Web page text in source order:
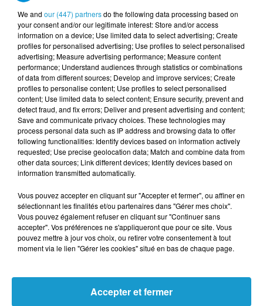
Le sélectionneur quittera ses fonctions à
l'issue du Mondial 2026, mettant fin à une
aventure débutée en 2012 et marquée
notamment par le sacre mondial de 2018. Un
hommage pourrait d'ailleurs lui être réservé
à l'occasion de cette ultime sortie devant le
public français.
LES BLEUS EN TERRAIN FAVORABLE
DANS LE NORD
L'équipe de France garde de bons souvenirs
de ses précédents passages dans la
métropole lilloise. En quatre rencontres
disputées dans la région, les Bleus ont
enregistré trois victoires pour un match nul.
2023 avec une large victoire 4 buts à 1 face à
l'Écosse, déjà sous les ordres de Didier
We and our (447) partnersdo the following data processing based on
your consent and/or our legitimate interest: Store and/or access
information on a device; Use limited data to select advertising; Create
profiles for personalised advertising; Use profiles to select personalised
advertising; Measure advertising performance; Measure content
performance; Understand audiences through statistics or combinations
of data from different sources; Develop and improve services; Create
profiles to personalise content; Use profiles to select personalised
content; Use limited data to select content; Ensure security, prevent and
detect fraud, and fix errors; Deliver and present advertising and content;
Save and communicate privacy choices. These technologies may
process personal data such as IP address and browsing data to offer
following functionalities: Identify devices based on information actively
requested; Use precise geolocation data; Match and combine data from
other data sources; Link different devices; Identify devices based on
information transmitted automatically.
Vous pouvez accepter en cliquant sur "Accepter et fermer", ou affiner en
sélectionnant les finalités et/ou partenaires dans "Gérer mes choix".
Vous pouvez également refuser en cliquant sur "Continuer sans
accepter". Vos préférences ne s'appliqueront que pour ce site. Vous
pouvez mettre à jour vos choix, ou retirer votre consentement à tout
moment via le lien "Gérer les cookies" situé en bas de chaque page.
Accepter et fermer